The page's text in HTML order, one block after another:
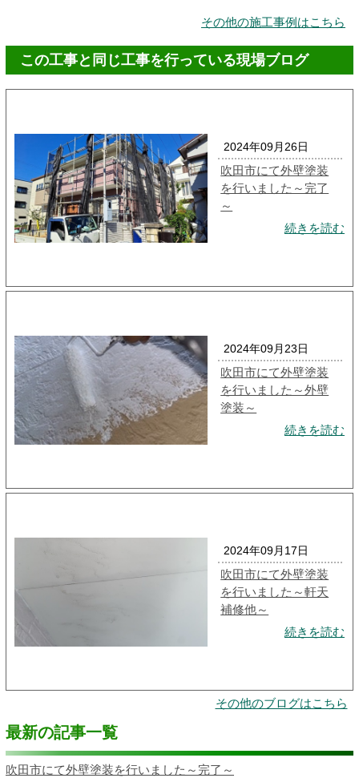
その他の施工事例はこちら
この工事と同じ工事を行っている現場ブログ
2024年09月26日
吹田市にて外壁塗装
を行いました～完了
～
続きを読む
2024年09月23日
吹田市にて外壁塗装
を行いました～外壁
塗装～
続きを読む
2024年09月17日
吹田市にて外壁塗装
を行いました～軒天
補修他～
続きを読む
その他のブログはこちら
最新の記事一覧
吹田市にて外壁塗装を行いました～完了～